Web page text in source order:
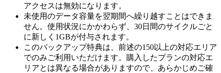
アクセスは無効になります。
未使用のデータ容量を翌期間へ繰り越すことはできま
せん。使用状況にかかわらず、30日間のサイクルごと
に新しく1GBが付与されます。
このバックアップ特典は、前述の150以上の対応エリア
でのみご利用いただけます。購入したプランの対応エ
リアとは異なる場合がありますので、あらかじめご確